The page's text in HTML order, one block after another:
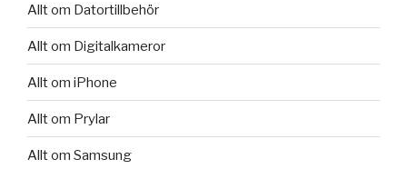
Allt om Datortillbehör
Allt om Digitalkameror
Allt om iPhone
Allt om Prylar
Allt om Samsung